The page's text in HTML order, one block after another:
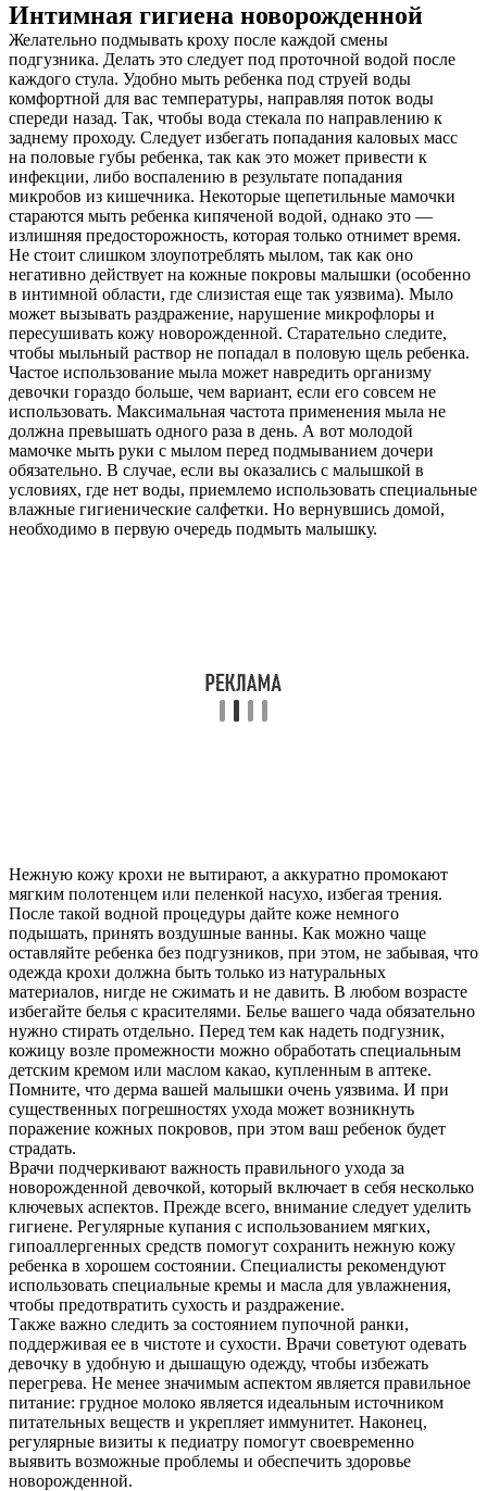
Интимная гигиена новорожденной
Желательно подмывать кроху после каждой смены
подгузника. Делать это следует под проточной водой после
каждого стула. Удобно мыть ребенка под струей воды
комфортной для вас температуры, направляя поток воды
спереди назад. Так, чтобы вода стекала по направлению к
заднему проходу. Следует избегать попадания каловых масс
на половые губы ребенка, так как это может привести к
инфекции, либо воспалению в результате попадания
микробов из кишечника. Некоторые щепетильные мамочки
стараются мыть ребенка кипяченой водой, однако это —
излишняя предосторожность, которая только отнимет время.
Не стоит слишком злоупотреблять мылом, так как оно
негативно действует на кожные покровы малышки (особенно
в интимной области, где слизистая еще так уязвима). Мыло
может вызывать раздражение, нарушение микрофлоры и
пересушивать кожу новорожденной. Старательно следите,
чтобы мыльный раствор не попадал в половую щель ребенка.
Частое использование мыла может навредить организму
девочки гораздо больше, чем вариант, если его совсем не
использовать. Максимальная частота применения мыла не
должна превышать одного раза в день. А вот молодой
мамочке мыть руки с мылом перед подмыванием дочери
обязательно. В случае, если вы оказались с малышкой в
условиях, где нет воды, приемлемо использовать специальные
влажные гигиенические салфетки. Но вернувшись домой,
необходимо в первую очередь подмыть малышку.
Нежную кожу крохи не вытирают, а аккуратно промокают
мягким полотенцем или пеленкой насухо, избегая трения.
После такой водной процедуры дайте коже немного
подышать, принять воздушные ванны. Как можно чаще
оставляйте ребенка без подгузников, при этом, не забывая, что
одежда крохи должна быть только из натуральных
материалов, нигде не сжимать и не давить. В любом возрасте
избегайте белья с красителями. Белье вашего чада обязательно
нужно стирать отдельно. Перед тем как надеть подгузник,
кожицу возле промежности можно обработать специальным
детским кремом или маслом какао, купленным в аптеке.
Помните, что дерма вашей малышки очень уязвима. И при
существенных погрешностях ухода может возникнуть
поражение кожных покровов, при этом ваш ребенок будет
страдать.
Врачи подчеркивают важность правильного ухода за
новорожденной девочкой, который включает в себя несколько
ключевых аспектов. Прежде всего, внимание следует уделить
гигиене. Регулярные купания с использованием мягких,
гипоаллергенных средств помогут сохранить нежную кожу
ребенка в хорошем состоянии. Специалисты рекомендуют
использовать специальные кремы и масла для увлажнения,
чтобы предотвратить сухость и раздражение.
Также важно следить за состоянием пупочной ранки,
поддерживая ее в чистоте и сухости. Врачи советуют одевать
девочку в удобную и дышащую одежду, чтобы избежать
перегрева. Не менее значимым аспектом является правильное
питание: грудное молоко является идеальным источником
питательных веществ и укрепляет иммунитет. Наконец,
регулярные визиты к педиатру помогут своевременно
выявить возможные проблемы и обеспечить здоровье
новорожденной.